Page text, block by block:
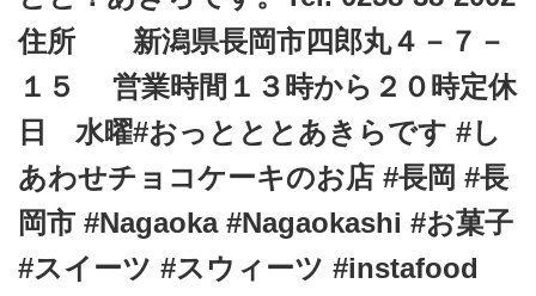
住所 新潟県長岡市四郎丸４－７－
１５ 営業時間１３時から２０時定休
日 水曜#おっとととあきらです #し
あわせチョコケーキのお店 #長岡 #長
岡市 #Nagaoka #Nagaokashi #お菓子
#スイーツ #スウィーツ #instafood